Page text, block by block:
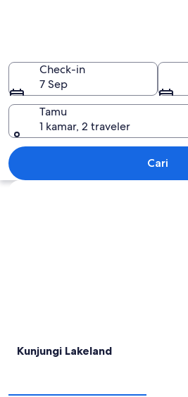
Check-in
7 Sep
Tamu
1 kamar, 2 traveler
Cari
Jelajahi peta
Kunjungi Lakeland